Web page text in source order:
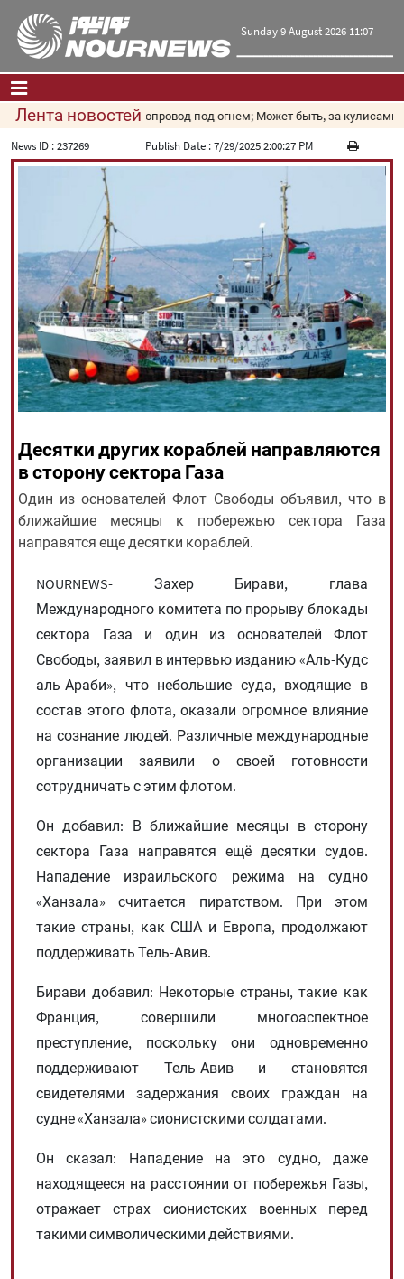
Sunday 9 August 2026 11:07
Главная|Контакты|О нас
Культура и общество
Экономика
Политика
взгляд
Мультимедиа
|فارسی|English|العربیه|
|עברית|русский|中文|
All rights reserved for NourNews
Copyright © 2021 www.nournews.ir
Лента новостейГазопровод под огнем; Может быть, за кулисами
News ID :237269 Publish Date :7/29/2025 2:00:27 PM
Десятки других кораблей направляются
в сторону сектора Газа
Один из основателей Флот Свободы объявил, что в
ближайшие месяцы к побережью сектора Газа
направятся еще десятки кораблей.
NOURNEWS- Захер Бирави, глава
Международного комитета по прорыву блокады
сектора Газа и один из основателей Флот
Свободы, заявил в интервью изданию «Аль-Кудс
аль-Араби», что небольшие суда, входящие в
состав этого флота, оказали огромное влияние
на сознание людей. Различные международные
организации заявили о своей готовности
сотрудничать с этим флотом.
Он добавил: В ближайшие месяцы в сторону
сектора Газа направятся ещё десятки судов.
Нападение израильского режима на судно
«Ханзала» считается пиратством. При этом
такие страны, как США и Европа, продолжают
поддерживать Тель-Авив.
Бирави добавил: Некоторые страны, такие как
Франция, совершили многоаспектное
преступление, поскольку они одновременно
поддерживают Тель-Авив и становятся
свидетелями задержания своих граждан на
судне «Ханзала» сионистскими солдатами.
Он сказал: Нападение на это судно, даже
находящееся на расстоянии от побережья Газы,
отражает страх сионистских военных перед
такими символическими действиями.